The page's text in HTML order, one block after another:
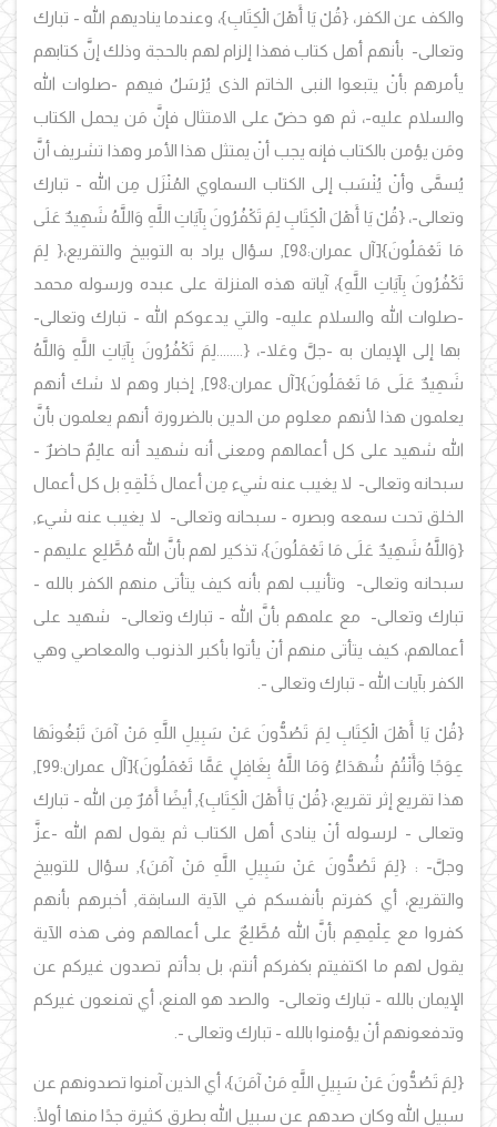
والكف عن الكفر، {قُلْ يَا أَهْلَ الْكِتَابِ}، وعندما يناديهم الله - تبارك
وتعالى- بأنهم أهل كتاب فهذا إلزام لهم بالحجة وذلك إنَّ كتابهم
يأمرهم بأنْ يتبعوا النبى الخاتم الذى يُرْسَلُ فيهم -صلوات الله
والسلام عليه-، ثم هو حضّ على الامتثال فإنَّ مَن يحمل الكتاب
ومَن يؤمن بالكتاب فإنه يجب أنْ يمتثل هذا الأمر وهذا تشريف أنَّ
يُسمَّى وأنْ يُنْسَب إلى الكتاب السماوي المُنْزَل مِن الله - تبارك
وتعالى-، {قُلْ يَا أَهْلَ الْكِتَابِ لِمَ تَكْفُرُونَ بِآيَاتِ اللَّهِ وَاللَّهُ شَهِيدٌ عَلَى
مَا تَعْمَلُونَ}[آل عمران:98], سؤال يراد به التوبيخ والتقريع،{ لِمَ
تَكْفُرُونَ بِآيَاتِ اللَّهِ}، آياته هذه المنزلة على عبده ورسوله محمد
-صلوات الله والسلام عليه- والتي يدعوكم الله - تبارك وتعالى-
بها إلى الإيمان به -جلَّ وعَلا-، {........لِمَ تَكْفُرُونَ بِآيَاتِ اللَّهِ وَاللَّهُ
شَهِيدٌ عَلَى مَا تَعْمَلُونَ}[آل عمران:98], إخبار وهم لا شك أنهم
يعلمون هذا لأنهم معلوم من الدين بالضرورة أنهم يعلمون بأنَّ
الله شهيد على كل أعمالهم ومعنى أنه شهيد أنه عالِمٌ حاضرٌ -
سبحانه وتعالى- لا يغيب عنه شيء مِن أعمال خَلْقِهِ بل كل أعمال
الخلق تحت سمعه وبصره - سبحانه وتعالى- لا يغيب عنه شيء,
{وَاللَّهُ شَهِيدٌ عَلَى مَا تَعْمَلُونَ}، تذكير لهم بأنَّ الله مُطَّلِع عليهم -
سبحانه وتعالى- وتأنيب لهم بأنه كيف يتأتى منهم الكفر بالله -
تبارك وتعالى- مع علمهم بأنَّ الله - تبارك وتعالى- شهيد على
أعمالهم، كيف يتأتى منهم أنْ يأتوا بأكبر الذنوب والمعاصي وهي
الكفر بآيات الله - تبارك وتعالى -.
{قُلْ يَا أَهْلَ الْكِتَابِ لِمَ تَصُدُّونَ عَنْ سَبِيلِ اللَّهِ مَنْ آمَنَ تَبْغُونَهَا
عِوَجًا وَأَنْتُمْ شُهَدَاءُ وَمَا اللَّهُ بِغَافِلٍ عَمَّا تَعْمَلُونَ}[آل عمران:99],
هذا تقريع إثر تقريع، {قُلْ يَا أَهْلَ الْكِتَابِ}, أيضًا أَمْرٌ مِن الله - تبارك
وتعالى - لرسوله أنْ ينادى أهل الكتاب ثم يقول لهم الله -عزَّ
وجلَّ- : {لِمَ تَصُدُّونَ عَنْ سَبِيلِ اللَّهِ مَنْ آمَنَ}, سؤال للتوبيخ
والتقريع، أي كفرتم بأنفسكم في الآية السابقة, أخبرهم بأنهم
كفروا مع عِلْمِهِم بأنَّ الله مُطَّلِعٌ على أعمالهم وفى هذه الآية
يقول لهم ما اكتفيتم بكفركم أنتم، بل بدأتم تصدون غيركم عن
الإيمان بالله - تبارك وتعالى- والصد هو المنع، أي تمنعون غيركم
وتدفعونهم أنْ يؤمنوا بالله - تبارك وتعالى -.
{لِمَ تَصُدُّونَ عَنْ سَبِيلِ اللَّهِ مَنْ آمَنَ}، أي الذين آمنوا تصدونهم عن
سبيل الله وكان صدهم عن سبيل الله بطرق كثيرة جدًا منها أولًا: